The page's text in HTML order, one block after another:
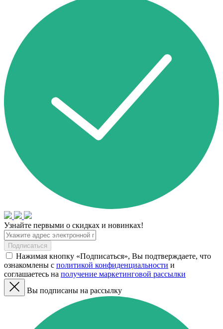
Узнайте первыми о скидках и новинках!
Подписаться
Нажимая кнопку «Подписаться», Вы подтверждаете, что
ознакомлены с политикой конфиденциальности и
соглашаетесь на получение маркетинговой рассылки
Вы подписаны на рассылку